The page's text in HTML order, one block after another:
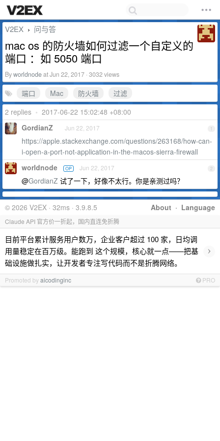
V2EX › 问与答
mac os 的防火墙如何过滤一个自定义的
端口 ：如 5050 端口
Byworldnodeat Jun 22, 2017 · 3032 views
端口 Mac 防火墙
过滤
2 replies • 2017-06-22 15:02:48 +08:00
1
GordianZ Jun 22, 2017
https://apple.stackexchange.com/questions/263168/how-can-
i-open-a-port-not-application-in-the-macos-sierra-firewall
2
worldnode OP Jun 22, 2017
@GordianZ 试了一下，好像不太行。你是亲测过吗？
About · Language
© 2026 V2EX · 32ms · 3.9.8.5
Claude API 官方价一折起，国内直连免折腾
目前平台累计服务用户数万，企业客户超过 100 家，日均调
用量稳定在百万级。能跑到 这个规模，核心就一点——把基
础设施做扎实，让开发者专注写代码而不是折腾网络。
›
Promoted byaicodinginc PRO